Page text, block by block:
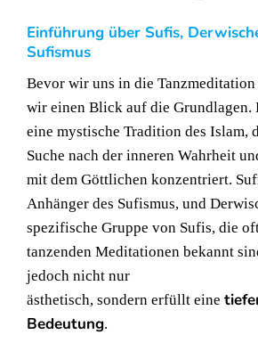
Einführung über Sufis,
Sufismus
Bevor wir uns in die
wir einen Blick auf die Grundlagen.
eine mystische Tradition des Islam,
Suche nach der inneren Wahrheit
mit dem Göttlichen konzentriert.
Anhänger des Sufismus, und
spezifische Gruppe von Sufis, die
tanzenden Meditationen bekannt
jedoch nicht nur
ästhetisch, sondern erfüllt eine
Bedeutung.